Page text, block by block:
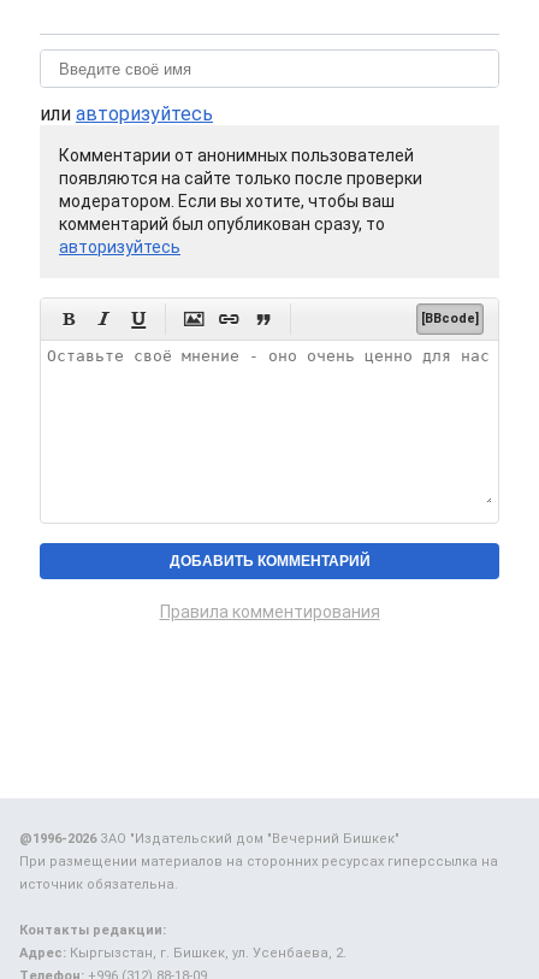
или авторизуйтесь
Комментарии от анонимных пользователей
появляются на сайте только после проверки
модератором. Если вы хотите, чтобы ваш
комментарий был опубликован сразу, то
авторизуйтесь
      [BBcode]
Правила комментирования
@1996-2026ЗАО "Издательский дом "Вечерний Бишкек"
При размещении материалов на сторонних ресурсах гиперссылка на
источник обязательна.
Контакты редакции:
Адрес: Кыргызстан, г. Бишкек, ул. Усенбаева, 2.